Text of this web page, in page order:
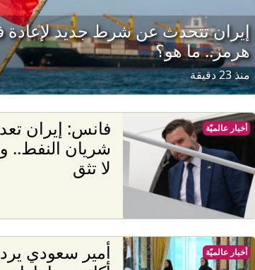
إيران تتحدث عن شرط جديد
هرمز.. ما هو؟
منذ 23 دقيقة
فانس: إيران
شريان النفط..
لا تثق
أخبار عالميّة
أمير سعودي
أخبار عالميّة